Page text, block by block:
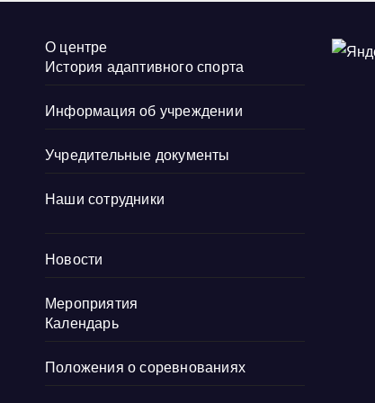
О центре
История адаптивного спорта
Информация об учреждении
Учредительные документы
Наши сотрудники
Новости
Мероприятия
Календарь
Положения о соревнованиях